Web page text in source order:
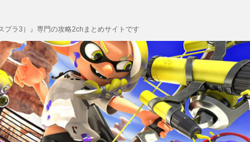
プラ3）』専門の攻略2chまとめサイトです